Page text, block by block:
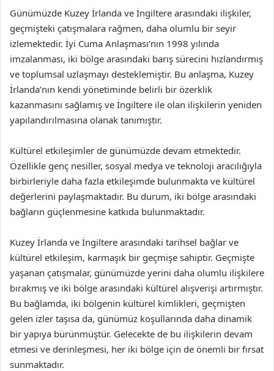
Günümüzde Kuzey İrlanda ve İngiltere arasındaki ilişkiler,
geçmişteki çatışmalara rağmen, daha olumlu bir seyir
izlemektedir. İyi Cuma Anlaşması’nın 1998 yılında
imzalanması, iki bölge arasındaki barış sürecini hızlandırmış
ve toplumsal uzlaşmayı desteklemiştir. Bu anlaşma, Kuzey
İrlanda’nın kendi yönetiminde belirli bir özerklik
kazanmasını sağlamış ve İngiltere ile olan ilişkilerin yeniden
yapılandırılmasına olanak tanımıştır.
Kültürel etkileşimler de günümüzde devam etmektedir.
Özellikle genç nesiller, sosyal medya ve teknoloji aracılığıyla
birbirleriyle daha fazla etkileşimde bulunmakta ve kültürel
değerlerini paylaşmaktadır. Bu durum, iki bölge arasındaki
bağların güçlenmesine katkıda bulunmaktadır.
Kuzey İrlanda ve İngiltere arasındaki tarihsel bağlar ve
kültürel etkileşim, karmaşık bir geçmişe sahiptir. Geçmişte
yaşanan çatışmalar, günümüzde yerini daha olumlu ilişkilere
bırakmış ve iki bölge arasındaki kültürel alışverişi artırmıştır.
Bu bağlamda, iki bölgenin kültürel kimlikleri, geçmişten
gelen izler taşısa da, günümüz koşullarında daha dinamik
bir yapıya bürünmüştür. Gelecekte de bu ilişkilerin devam
etmesi ve derinleşmesi, her iki bölge için de önemli bir fırsat
sunmaktadır.